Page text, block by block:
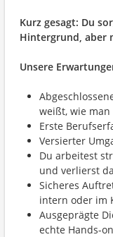
Kurz gesagt: Du
Hintergrund, aber
Unsere
weißt, wie
Erste
Versierter
Du arbeitest
und verlierst
Sicheres
intern oder im
Ausgeprägte
echte Hands-